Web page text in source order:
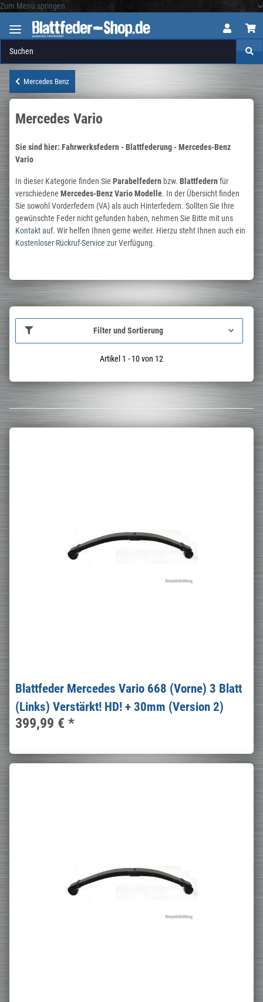
Zum Menü springen
Mercedes Benz
Mercedes Vario
Sie sind hier: Fahrwerksfedern - Blattfederung - Mercedes-Benz
Vario
In dieser Kategorie finden Sie Parabelfedern bzw. Blattfedernfür
verschiedene Mercedes-Benz Vario Modelle. In der Übersicht finden
Sie sowohl Vorderfedern (VA) als auch Hinterfedern. Sollten Sie Ihre
gewünschte Feder nicht gefunden haben, nehmen Sie Bitte mit uns
Kontaktauf. Wir helfen Ihnen gerne weiter. Hierzu steht Ihnen auch ein
Kostenloser Rückruf-Service zur Verfügung.
Filter und Sortierung
Artikel 1 - 10 von 12
Blattfeder Mercedes Vario 668 (Vorne) 3 Blatt
(Links) Verstärkt! HD! + 30mm (Version 2)
399,99 € *